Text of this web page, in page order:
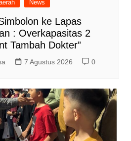
News
ke Lapas
: Overkapasitas 2
Tambah Dokter”
7 Agustus 2026 0